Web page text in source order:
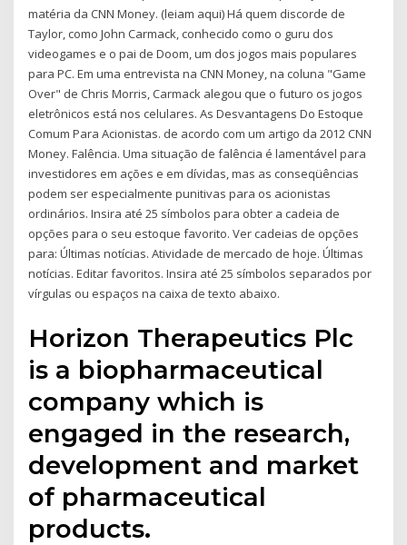
matéria da CNN Money. (leiam aqui) Há quem discorde de
Taylor, como John Carmack, conhecido como o guru dos
videogames e o pai de Doom, um dos jogos mais populares
para PC. Em uma entrevista na CNN Money, na coluna "Game
Over" de Chris Morris, Carmack alegou que o futuro os jogos
eletrônicos está nos celulares. As Desvantagens Do Estoque
Comum Para Acionistas. de acordo com um artigo da 2012 CNN
Money. Falência. Uma situação de falência é lamentável para
investidores em ações e em dívidas, mas as conseqüências
podem ser especialmente punitivas para os acionistas
ordinários. Insira até 25 símbolos para obter a cadeia de
opções para o seu estoque favorito. Ver cadeias de opções
para: Últimas notícias. Atividade de mercado de hoje. Últimas
notícias. Editar favoritos. Insira até 25 símbolos separados por
vírgulas ou espaços na caixa de texto abaixo.
Horizon Therapeutics Plc
is a biopharmaceutical
company which is
engaged in the research,
development and market
of pharmaceutical
products.